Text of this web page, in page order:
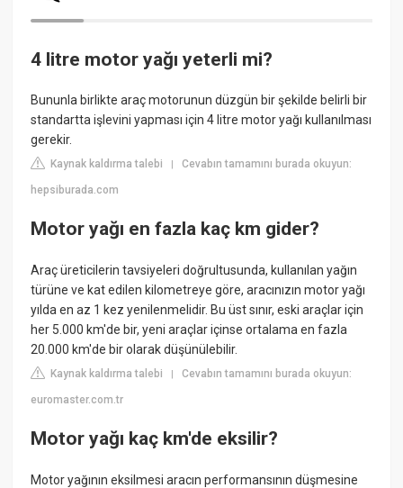
4 litre motor yağı yeterli mi?
Bununla birlikte araç motorunun düzgün bir şekilde belirli bir
standartta işlevini yapması için 4 litre motor yağı kullanılması
gerekir.
Kaynak kaldırma talebi |Cevabın tamamını burada okuyun:
hepsiburada.com
Motor yağı en fazla kaç km gider?
Araç üreticilerin tavsiyeleri doğrultusunda, kullanılan yağın
türüne ve kat edilen kilometreye göre, aracınızın motor yağı
yılda en az 1 kez yenilenmelidir. Bu üst sınır, eski araçlar için
her 5.000 km'de bir, yeni araçlar içinse ortalama en fazla
20.000 km'de bir olarak düşünülebilir.
Kaynak kaldırma talebi |Cevabın tamamını burada okuyun:
euromaster.com.tr
Motor yağı kaç km'de eksilir?
Motor yağının eksilmesi aracın performansının düşmesine